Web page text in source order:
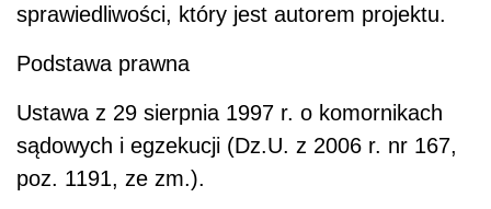
sprawiedliwości, który jest autorem projektu.
Podstawa prawna
Ustawa z 29 sierpnia 1997 r. o komornikach
sądowych i egzekucji (Dz.U. z 2006 r. nr 167,
poz. 1191, ze zm.).